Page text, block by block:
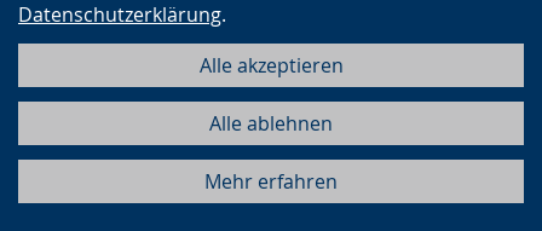
Datenschutzerklärung.
Alle akzeptieren
Alle ablehnen
Mehr erfahren